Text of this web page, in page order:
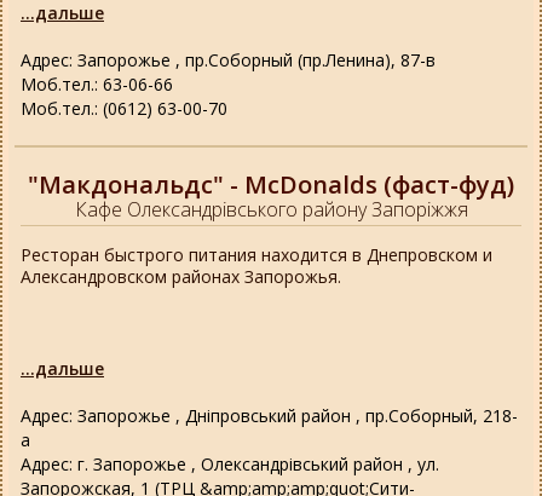
Адрес: Запорожье , пр.Соборный (пр.Ленина), 87-в
Моб.тел.: 63-06-66
Моб.тел.: (0612) 63-00-70
...дальше
"Макдональдс" - McDonalds (фаст-фуд)
Кафе Олександрівського району Запоріжжя
Адрес: Запорожье , Дніпровський район , пр.Соборный, 218-
а
Адрес: г. Запорожье , Олександрівський район , ул.
Запорожская, 1 (ТРЦ &amp;amp;amp;quot;Сити-
Ресторан быстрого питания находится в Днепровском и
Александровском районах Запорожья.
...дальше